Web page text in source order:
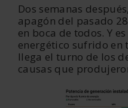
Dos semanas
apagón del pasado
en boca de todos. Y
energético sufrido en
llega el turno de los
causas que